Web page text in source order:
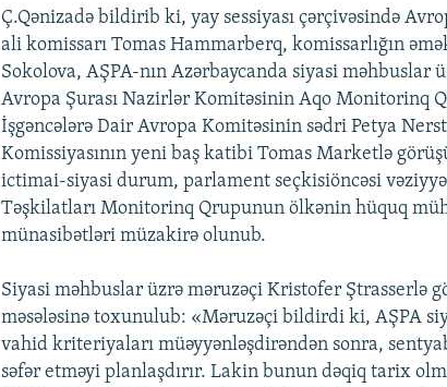
Ç.Qənizadə bildirib ki, yay sessiyası çərçivəsində
ali komissarı Tomas Hammarberq, komissarlığın
Sokolova, AŞPA-nın Azərbaycanda siyasi məhbuslar
Avropa Şurası Nazirlər Komitəsinin Aqo Monitorinq
İşgəncələrə Dair Avropa Komitəsinin sədri Petya
Komissiyasının yeni baş katibi Tomas Marketlə
ictimai-siyasi durum, parlament seçkisiöncəsi
Təşkilatları Monitorinq Qrupunun ölkənin hüquq
münasibətləri müzakirə olunub.
Siyasi məhbuslar üzrə məruzəçi Kristofer Ştrasserlə
məsələsinə toxunulub: «Məruzəçi bildirdi ki, AŞPA
vahid kriteriyaları müəyyənləşdirəndən sonra,
səfər etməyi planlaşdırır. Lakin bunun dəqiq tarix